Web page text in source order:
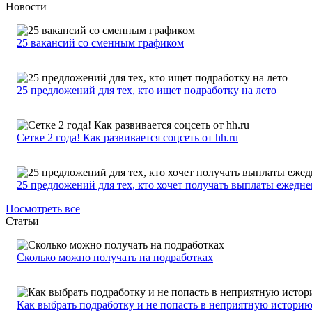
Новости
25 вакансий со сменным графиком
25 предложений для тех, кто ищет подработку на лето
Сетке 2 года! Как развивается соцсеть от hh.ru
25 предложений для тех, кто хочет получать выплаты
Посмотреть все
Статьи
Сколько можно получать на подработках
Как выбрать подработку и не попасть в неприятную историю